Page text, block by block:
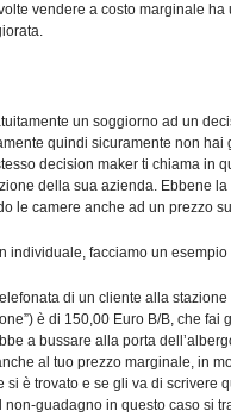
vendere a costo marginale ha
un soggiorno ad un
quindi sicuramente non
decision maker ti chiama in
della sua azienda. Ebbene
le camere anche ad un prezzo
individuale, facciamo un esempio
di un cliente alla
è di 150,00 Euro B/B, che fai
a bussare alla porta
al tuo prezzo marginale, in
si è trovato e se gli va di scrivere
guadagno in questo caso si